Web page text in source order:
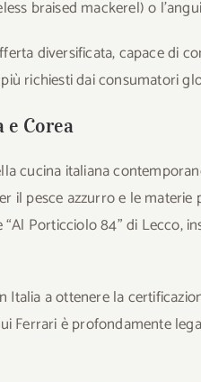
braised mackerel) o
diversificata, capace di
richiesti dai consumatori
Corea
cucina italiana
il pesce azzurro e le materie
Porticciolo 84” di Lecco,
Italia a ottenere la
Ferrari è profondamente